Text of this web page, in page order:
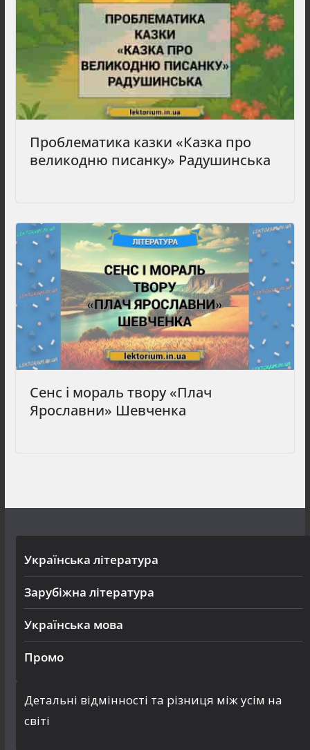
Проблематика казки «Казка про
великодню писанку» Радушинська
Сенс і мораль твору «Плач
Ярославни» Шевченка
Українська література
Зарубіжна література
Українська мова
Промо
Детальні відмінності та різниця між усім на
світі